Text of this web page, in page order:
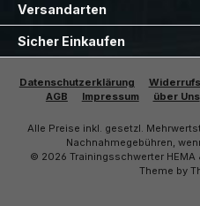
Versandarten
Sicher Einkaufen
Datenschutzerklärung
AGB
Impressum über Uns
Alle Preise inkl. gesetzl.
Nachnahmegebühren,
© 2026 Trainingsschwerter
Theme by